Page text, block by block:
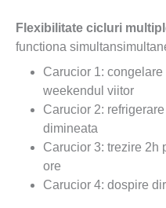
Flexibilitate cicluri
functiona
Carucior 1:
weekendul viitor
Carucior 2:
dimineata
Carucior 3: trezire 2h
ore
Carucior 4: dospire